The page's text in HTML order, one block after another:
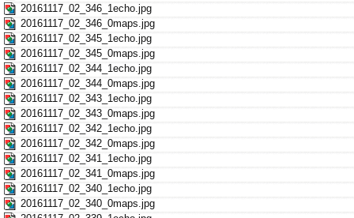
20161117_02_346_1echo.jpg
20161117_02_346_0maps.jpg
20161117_02_345_1echo.jpg
20161117_02_345_0maps.jpg
20161117_02_344_1echo.jpg
20161117_02_344_0maps.jpg
20161117_02_343_1echo.jpg
20161117_02_343_0maps.jpg
20161117_02_342_1echo.jpg
20161117_02_342_0maps.jpg
20161117_02_341_1echo.jpg
20161117_02_341_0maps.jpg
20161117_02_340_1echo.jpg
20161117_02_340_0maps.jpg